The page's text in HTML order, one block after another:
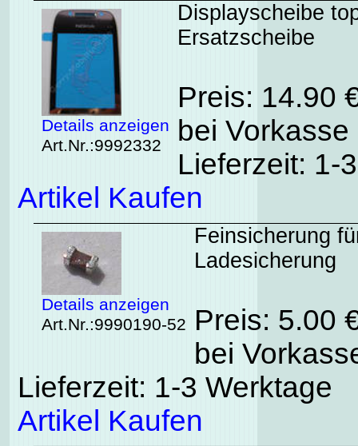
Details anzeigen
Art.Nr.:9992332
Displayscheibe
Ersatzscheibe
Preis: 14.90
bei
Lieferzeit: 1-
Artikel Kaufen
Details anzeigen
Art.Nr.:9990190-52
Feinsicherung
Ladesicherung
Preis: 5.00
bei
Lieferzeit: 1-3 Werktage
Artikel Kaufen